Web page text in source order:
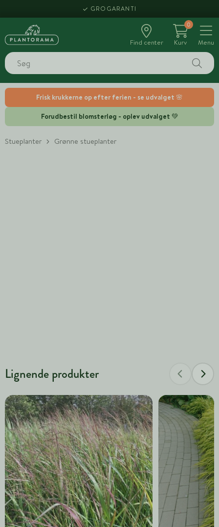
Frisk krukkerne op efter ferien - se udvalget 🌸
Forudbestil blomsterløg - oplev udvalget 💚
GROGARANTI
Find center
0
Kurv
Menu
Stueplanter Grønne stueplanter
Lignende produkter